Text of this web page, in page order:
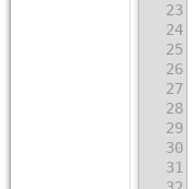
23
24
25
26
27
28
29
30
31